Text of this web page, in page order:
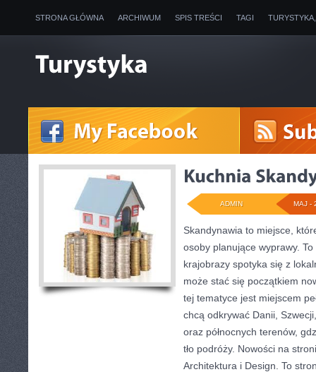
STRONA GŁÓWNA ARCHIWUM SPIS TREŚCI TAGI
MAJ -
ADMIN
Skandynawia to miejsce,
osoby planujące wyprawy.
krajobrazy spotyka się z
może stać się początkiem
tej tematyce jest miejscem
chcą odkrywać Danii,
oraz północnych terenów,
tło podróży. Nowości na
Architektura i Design. To